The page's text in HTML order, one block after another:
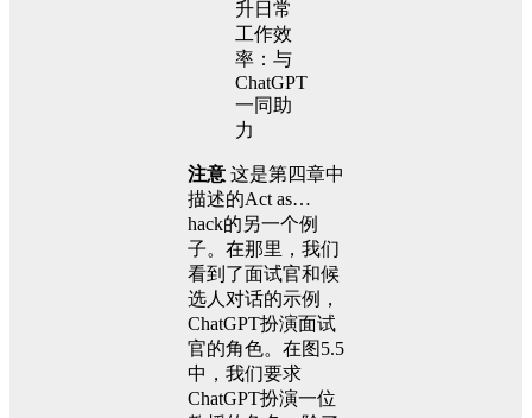
注意 这是第四章中
描述的Act as…
hack的另一个例
子。在那里，我们
看到了面试官和候
选人对话的示例，
ChatGPT扮演面试
官的角色。在图5.5
中，我们要求
ChatGPT扮演一位